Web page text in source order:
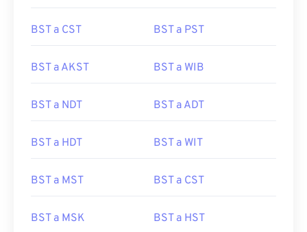
BST a CST BST a PST
BST a AKST BST a WIB
BST a NDT BST a ADT
BST a HDT BST a WIT
BST a MST BST a CST
BST a MSK BST a HST